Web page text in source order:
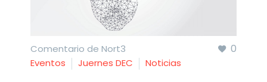
0
Comentario de Nort3
Eventos
Juernes DEC Noticias